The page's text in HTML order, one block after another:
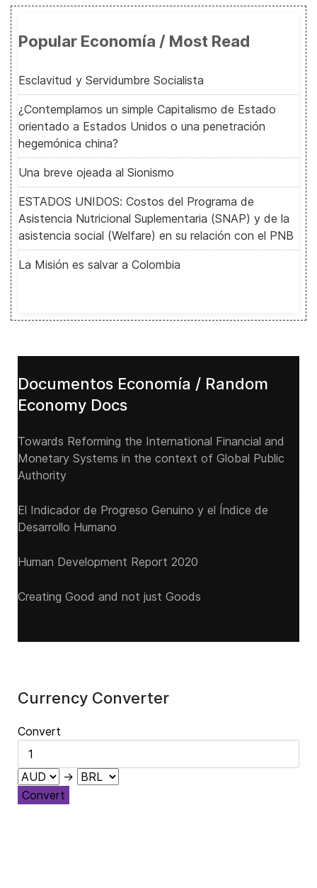
Popular Economía / Most Read
Esclavitud y Servidumbre Socialista
¿Contemplamos un simple Capitalismo de Estado
orientado a Estados Unidos o una penetración
hegemónica china?
Una breve ojeada al Sionismo
ESTADOS UNIDOS: Costos del Programa de
Asistencia Nutricional Suplementaria (SNAP) y de la
asistencia social (Welfare) en su relación con el PNB
La Misión es salvar a Colombia
Documentos Economía / Random
Economy Docs
Towards Reforming the International Financial and
Monetary Systems in the context of Global Public
Authority
El Indicador de Progreso Genuino y el Índice de
Desarrollo Humano
Human Development Report 2020
Creating Good and not just Goods
Currency Converter
Convert
→
Convert